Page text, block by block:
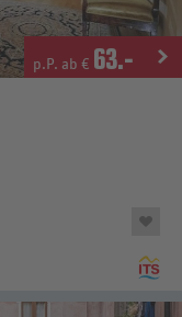
p.P. ab € 63.-